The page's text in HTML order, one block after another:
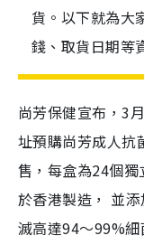
貨。以下就為大
錢、取貨日期等
尚芳保健宣布，3
址預購尚芳成人抗
售，每盒為24個
於香港製造， 並
滅高達94～99%